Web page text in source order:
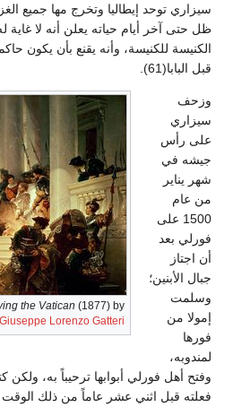
سيزاري توحد إيطاليا وتخرج مها جميع
ظل حتى آخر أيام حياته يعلن أنه لا غاية
قبل البابا(61).
the Vatican (1877) by
Giuseppe Lorenzo Gatteri
وزحف
سيزاري
على رأس
جيشه في
شهر يناير
من عام
1500 على
فورلي بعد
أن اجتاز
جبال الأبنين؛
وسلمت
إمولا من
فورها
لمندوبه،
وفتح أهل فورلي أبوابها ترحيباً به، ولكن
فعلته قبل اثني عشر عاماً من ذلك